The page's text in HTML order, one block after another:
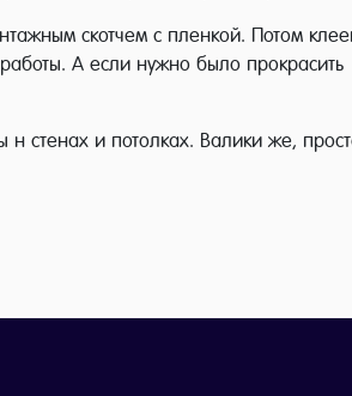
скотчем с пленкой. Потом
А если нужно было прокрасить
н стенах и потолках. Валики же,